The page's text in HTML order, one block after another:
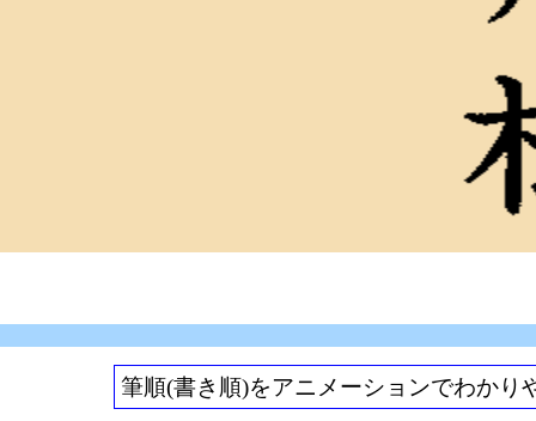
筆順(書き順)をアニメーションでわかり